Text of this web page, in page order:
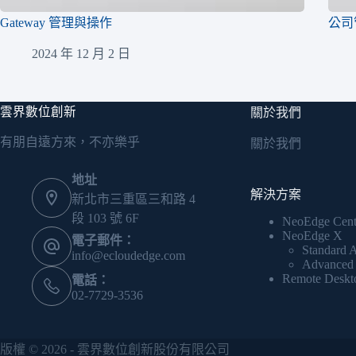
Gateway 管理與操作
2024 年 12 月 2 日
公
雲界數位創新
有朋自遠方來，不亦樂乎
地址
新北市三重區三和路 4
段 103 號 6F
電子郵件：
info@ecloudedge.com
電話：
02-7729-3536
關於我們
關於我們
解決方案
NeoEdge
NeoEdge X
Standard
Remote
版權 © 2026 - 雲界數位創新股份有限公司